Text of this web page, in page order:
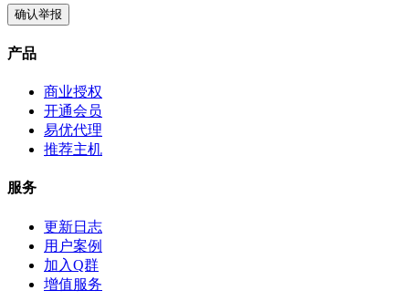
确认举报
产品
商业授权
开通会员
易优代理
推荐主机
服务
更新日志
用户案例
加入Q群
增值服务